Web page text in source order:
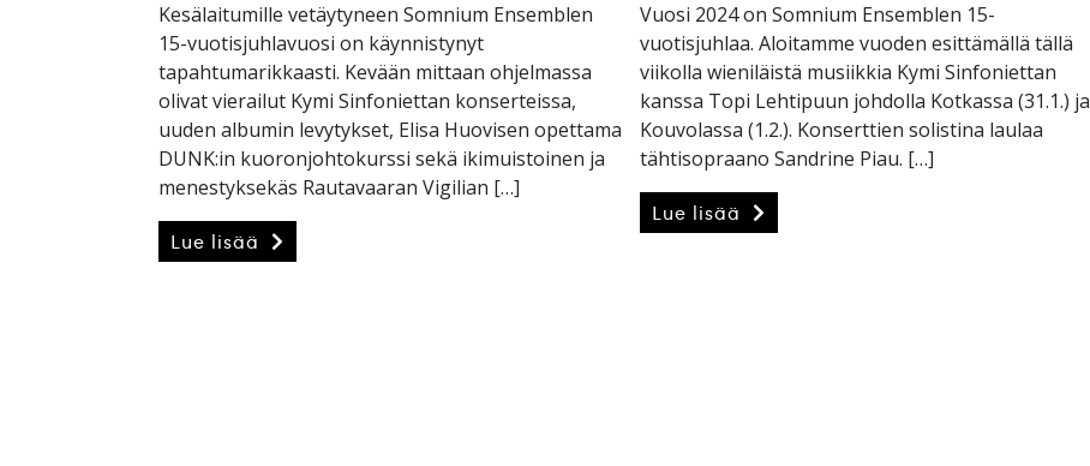
Kesälaitumille vetäytyneen Somnium Ensemblen
15-vuotisjuhlavuosi on käynnistynyt
tapahtumarikkaasti. Kevään mittaan ohjelmassa
olivat vierailut Kymi Sinfoniettan konserteissa,
uuden albumin levytykset, Elisa Huovisen opettama
DUNK:in kuoronjohtokurssi sekä ikimuistoinen ja
menestyksekäs Rautavaaran Vigilian […]
Lue lisää
Vuosi 2024 on Somnium Ensemblen 15-
vuotisjuhlaa. Aloitamme vuoden esittämällä tällä
viikolla wieniläistä musiikkia Kymi Sinfoniettan
kanssa Topi Lehtipuun johdolla Kotkassa (31.1.) ja
Kouvolassa (1.2.). Konserttien solistina laulaa
tähtisopraano Sandrine Piau. […]
Lue lisää